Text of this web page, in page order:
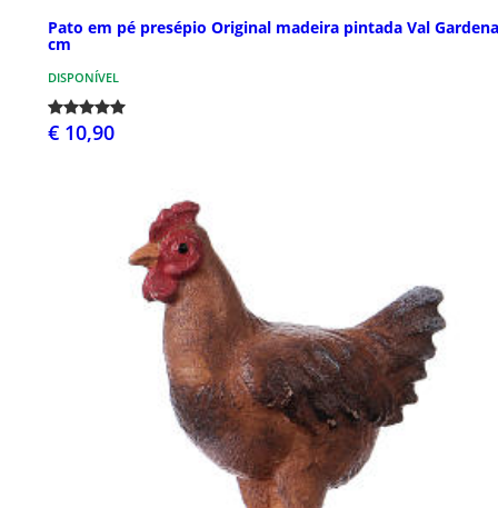
Pato em pé presépio Original madeira pintada Val
cm
DISPONÍVEL
€ 10,90